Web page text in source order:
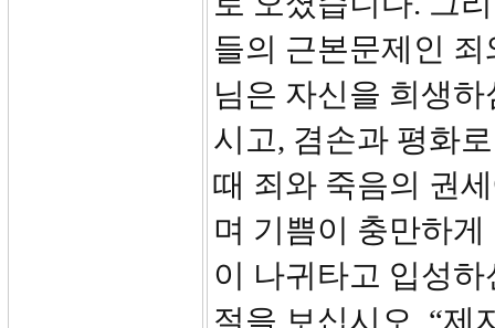
들의 근본문제인
님은 자신을 희생
시고, 겸손과 평화
때 죄와 죽음의 권
며 기쁨이 충만하
이 나귀타고 입성
절을 보십시오. “제